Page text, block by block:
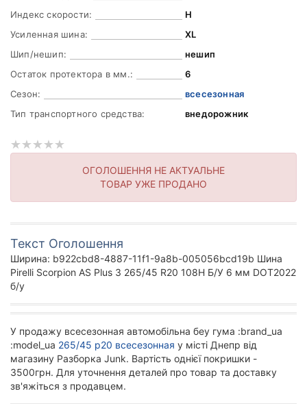
Индекс скорости:
H
Усиленная шина:
XL
Шип/нешип:
нешип
Остаток протектора в мм.:
6
Сезон:
всесезонная
Тип транспортного средства:
внедорожник
ОГОЛОШЕННЯ НЕ АКТУАЛЬНЕ
ТОВАР УЖЕ ПРОДАНО
Текст Оголошення
Ширина: b922cbd8-4887-11f1-9a8b-005056bcd19b Шина
Pirelli Scorpion AS Plus 3 265/45 R20 108H Б/У 6 мм DOT2022
б/у
У продажу всесезонная автомобільна беу гума :brand_ua
:model_ua 265/45 р20 всесезонная у місті Днепр від
магазину Разборка Junk. Вартість однієї покришки -
3500грн. Для уточнення деталей про товар та доставку
зв'яжіться з продавцем.